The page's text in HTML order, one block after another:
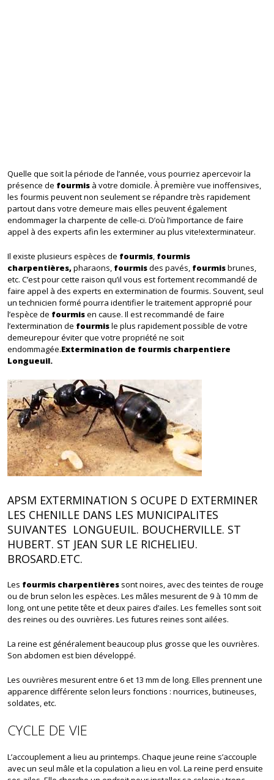
Quelle que soit la période de l’année, vous pourriez apercevoir la
présence de fourmis à votre domicile. À première vue inoffensives,
les fourmis peuvent non seulement se répandre très rapidement
partout dans votre demeure mais elles peuvent également
endommager la charpente de celle-ci. D’où l’importance de faire
appel à des experts afin les exterminer au plus vite!exterminateur.
Il existe plusieurs espèces de fourmis, fourmis
charpentières,pharaons, fourmisdes pavés, fourmisbrunes,
etc. C’est pour cette raison qu’il vous est fortement recommandé de
faire appel à des experts en extermination de fourmis. Souvent, seul
un technicien formé pourra identifier le traitement approprié pour
l’espèce de fourmisen cause. Il est recommandé de faire
l’extermination de fourmisle plus rapidement possible de votre
demeurepour éviter que votre propriété ne soit
endommagée.Extermination de fourmis charpentiere
Longueuil.
APSM EXTERMINATION S OCUPE D EXTERMINER
LES CHENILLE DANS LES MUNICIPALITES
SUIVANTES LONGUEUIL. BOUCHERVILLE. ST
HUBERT. ST JEAN SUR LE RICHELIEU.
BROSARD.ETC.
Les fourmis charpentières sont noires, avec des teintes de rouge
ou de brun selon les espèces. Les mâles mesurent de 9 à 10 mm de
long, ont une petite tête et deux paires d’ailes. Les femelles sont soit
des reines ou des ouvrières. Les futures reines sont ailées.
La reine est généralement beaucoup plus grosse que les ouvrières.
Son abdomen est bien développé.
Les ouvrières mesurent entre 6 et 13 mm de long. Elles prennent une
apparence différente selon leurs fonctions : nourrices, butineuses,
soldates, etc.
CYCLE DE VIE
L’accouplement a lieu au printemps. Chaque jeune reine s’accouple
avec un seul mâle et la copulation a lieu en vol. La reine perd ensuite